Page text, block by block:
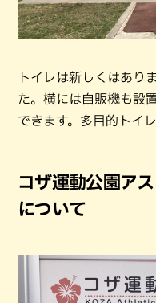
トイレは新しくはあり
た。横には自販機も設
できます。多目的トイ
コザ運動公園ア
について